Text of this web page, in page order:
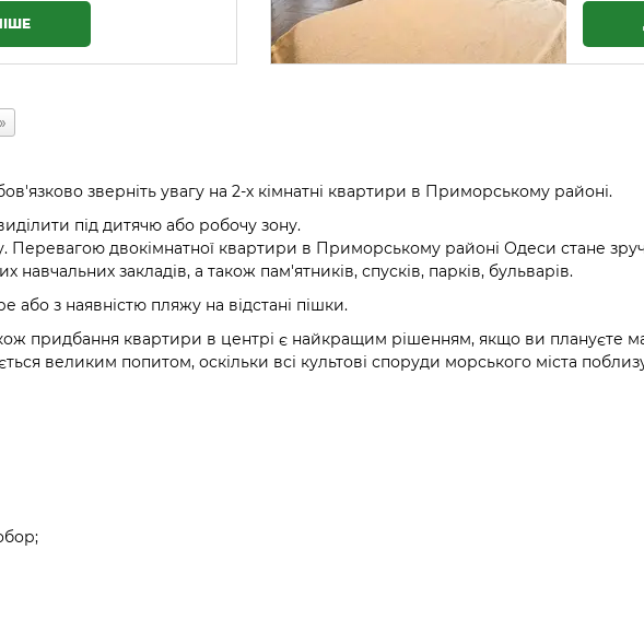
»
зверніть увагу на 2-х кімнатні квартири в Приморському районі.
під дитячю або робочу зону.
Перевагою двокімнатної квартири в Приморському районі Одеси стане
навчальних закладів, а також пам'ятників, спусків, парків, бульварів.
з наявністю пляжу на відстані пішки.
придбання квартири в центрі є найкращим рішенням, якщо ви плануєте
великим попитом, оскільки всі культові споруди морського міста